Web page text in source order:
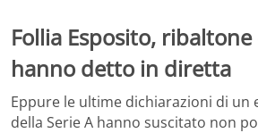
Follia Esposito,
hanno detto in diretta
Eppure le ultime dichiarazioni di un
della Serie A hanno suscitato non